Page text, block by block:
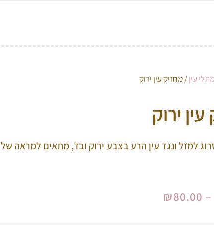
עין/ מחזיק עין ירוק
ירוק
למזל ונגד עין הרע בצבע ירוק ובז', מתאים למראה של
–
₪80.00